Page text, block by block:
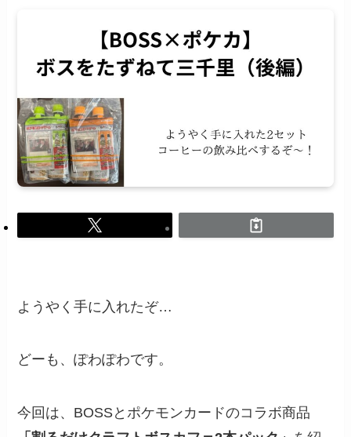
ようやく手に入れたぞ…
どーも、ぽわぽわです。
今回は、BOSSとポケモンカードのコラボ商品